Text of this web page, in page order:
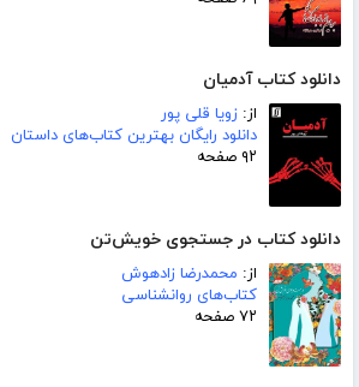
دانلود کتاب آدمیان
از: زویا قلی پور
دانلود رایگان بهترین کتاب‌های داستان
۹۲ صفحه
دانلود کتاب در جستجوی خویش‌تن
از: محمدرضا زادهوش
کتاب‌های روانشناسی
۷۲ صفحه